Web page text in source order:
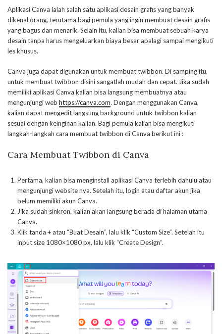
Aplikasi Canva ialah salah satu aplikasi desain grafis yang banyak
dikenal orang, terutama bagi pemula yang ingin membuat desain grafis
yang bagus dan menarik. Selain itu, kalian bisa membuat sebuah karya
desain tanpa harus mengeluarkan biaya besar apalagi sampai mengikuti
les khusus.
Canva juga dapat digunakan untuk membuat twibbon. Di samping itu,
untuk membuat twibbon disini sangatlah mudah dan cepat. Jika sudah
memiliki aplikasi Canva kalian bisa langsung membuatnya atau
mengunjungi web https://canva.com. Dengan menggunakan Canva,
kalian dapat mengedit langsung background untuk twibbon kalian
sesuai dengan keinginan kalian. Bagi pemula kalian bisa mengikuti
langkah-langkah cara membuat twibbon di Canva berikut ini :
Cara Membuat Twibbon di Canva
Pertama, kalian bisa menginstall aplikasi Canva terlebih dahulu atau
mengunjungi website nya. Setelah itu, login atau daftar akun jika
belum memiliki akun Canva.
Jika sudah sinkron, kalian akan langsung berada di halaman utama
Canva.
Klik tanda + atau “Buat Desain”, lalu klik “Custom Size”. Setelah itu
input size 1080×1080 px, lalu klik “Create Design”.